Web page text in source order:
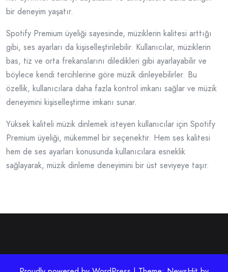
bir deneyim yaşatır.
Spotify Premium üyeliği sayesinde, müziklerin kalitesi arttığı
gibi, ses ayarları da kişiselleştirilebilir. Kullanıcılar, müziklerin
bas, tiz ve orta frekanslarını diledikleri gibi ayarlayabilir ve
böylece kendi tercihlerine göre müzik dinleyebilirler. Bu
özellik, kullanıcılara daha fazla kontrol imkanı sağlar ve müzik
deneyimini kişiselleştirme imkanı sunar.
Yüksek kaliteli müzik dinlemek isteyen kullanıcılar için Spotify
Premium üyeliği, mükemmel bir seçenektir. Hem ses kalitesi
hem de ses ayarları konusunda kullanıcılara esneklik
sağlayarak, müzik dinleme deneyimini bir üst seviyeye taşır.